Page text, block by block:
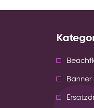
Banner